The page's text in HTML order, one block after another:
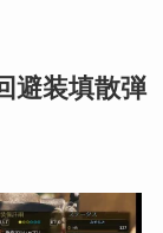
避装填散弾